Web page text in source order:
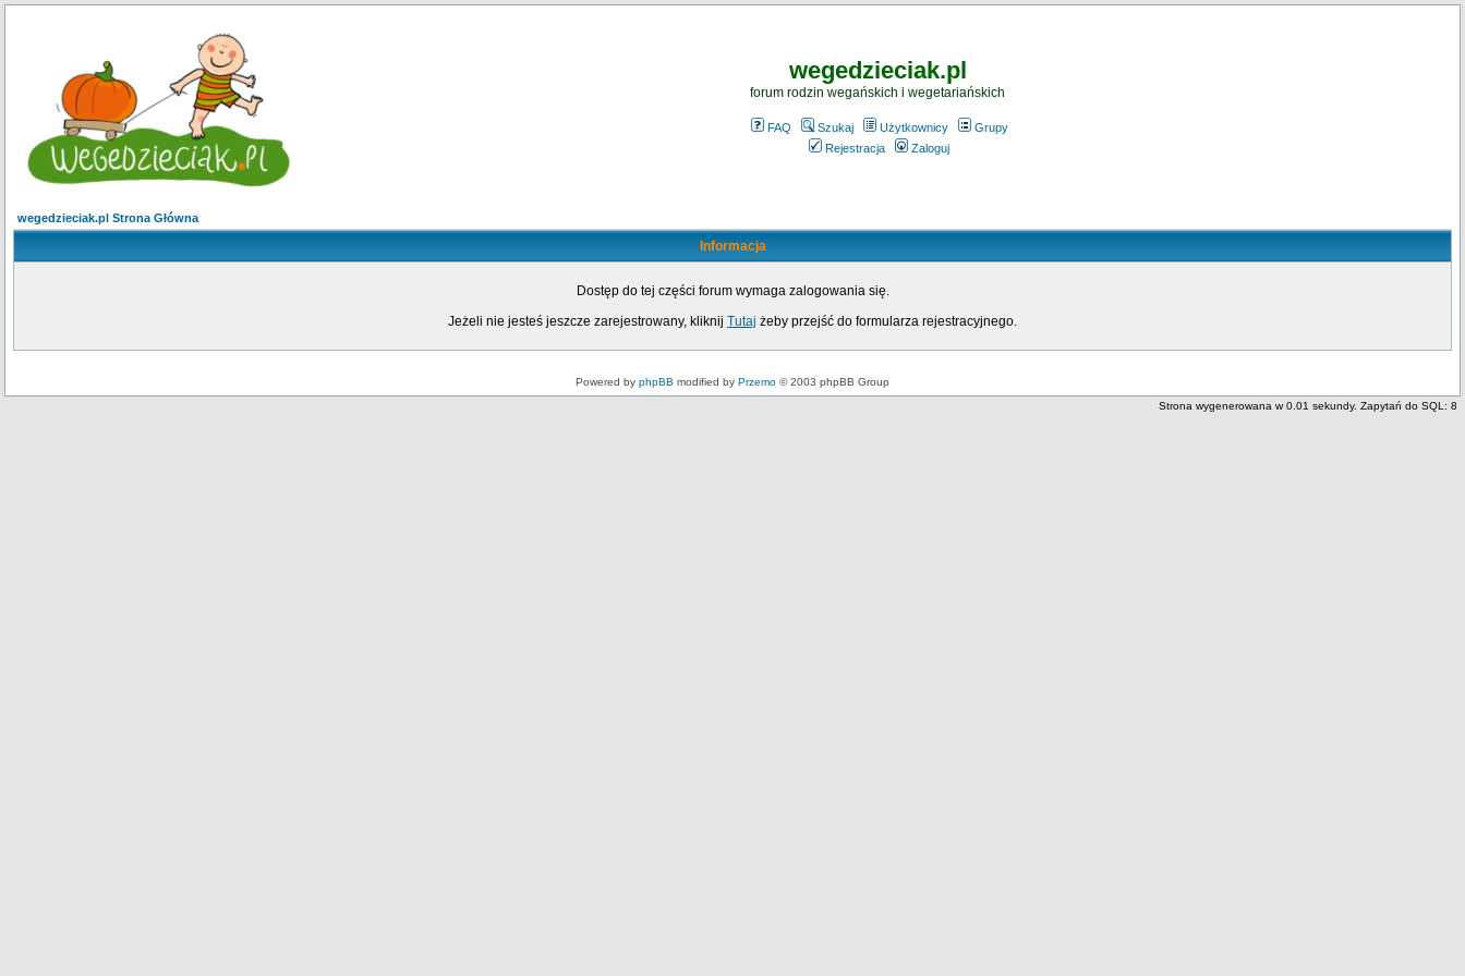
wegedzieciak.pl
forum rodzin wegańskich i wegetariańskich
FAQ Szukaj Użytkownicy
Grupy
Rejestracja
Zaloguj
wegedzieciak.pl Strona Główna
Informacja
Dostęp do tej części forum wymaga zalogowania się.
Jeżeli nie jesteś jeszcze zarejestrowany, kliknij Tutaj żeby przejść do formularza rejestracyjnego.
Powered by phpBB modified by Przemo © 2003 phpBB Group
Strona wygenerowana w 0.01 sekundy. Zapytań do SQL: 8